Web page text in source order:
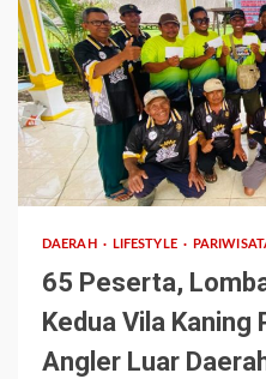
2 min read
DAERAH LIFESTYLE
65 Peserta,
Kedua Vila Kaning
Angler Luar